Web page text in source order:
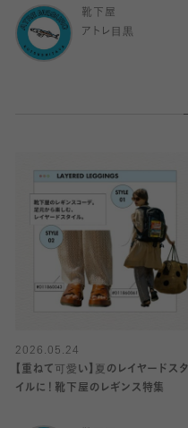
靴下屋
アトレ目黒
2026.05.24
【重ねて可愛い】夏のレイヤードスタ
イルに！靴下屋のレギンス特集